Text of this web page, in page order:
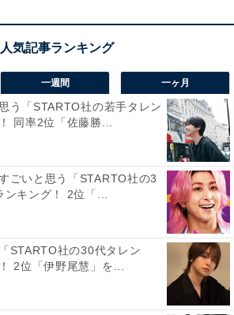
this post on Instagram
一週間 一ヶ月
う「STARTO社の若手タレン
同率2位「佐藤勝...
ごいと思う「STARTO社の3
ンキング！ 2位「...
STARTO社の30代タレン
2位「伊野尾慧」を...